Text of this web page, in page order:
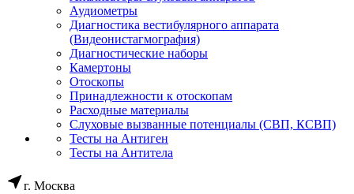
Аудиометры
Диагностика вестибулярного аппарата
(Видеонистагмография)
Диагностические наборы
Камертоны
Отоскопы
Принадлежности к отоскопам
Расходные материалы
Слуховые вызванные потенциалы (СВП, КСВП)
Тесты на Антиген
Тесты на Антитела
г. Москва